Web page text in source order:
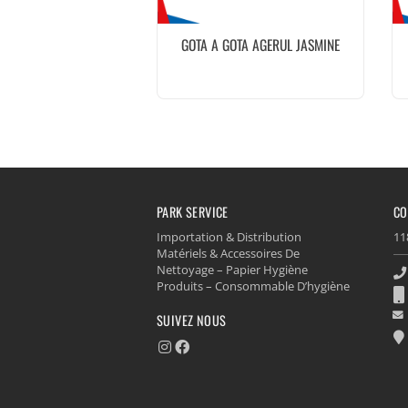
GOTA A GOTA AGERUL JASMINE
PARK SERVICE
Importation & Distribution
Matériels & Accessoires De
Nettoyage – Papier Hygiène
Produits – Consommable D’hygiène
SUIVEZ NOUS